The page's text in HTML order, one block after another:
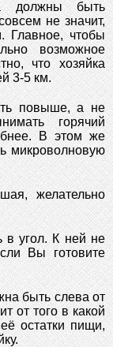
должны быть
не значит,
Главное, чтобы
возможное
что хозяйка
3-5 км.
повыше, а не
горячий
В этом же
микроволновую
желательно
в угол. К ней не
Вы готовите
быть слева от
от того в какой
остатки пищи,